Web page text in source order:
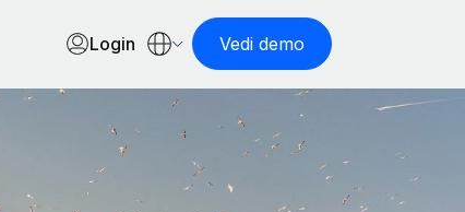
Login Vedi demo